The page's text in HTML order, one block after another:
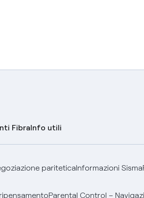
FibraInfo utili
pariteticaInformazioni Sisma
Parental Control –